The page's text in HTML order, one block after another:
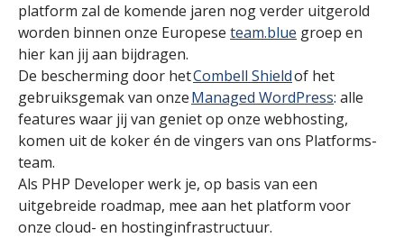
platform zal de komende jaren nog verder uitgerold
worden binnen onze Europese team.blue groep en
hier kan jij aan bijdragen.
De bescherming door hetCombell Shieldof het
gebruiksgemak van onzeManaged WordPress: alle
features waar jij van geniet op onze webhosting,
komen uit de koker én de vingers van ons Platforms-
team.
Als PHP Developer werk je, op basis van een
uitgebreide roadmap, mee aan het platform voor
onze cloud- en hostinginfrastructuur.